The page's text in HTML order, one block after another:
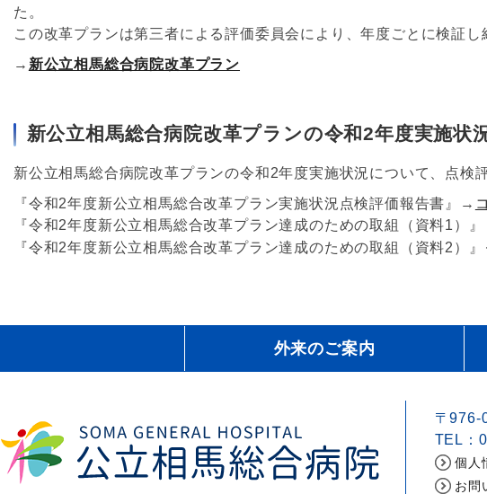
た。
この改革プランは第三者による評価委員会により、年度ごとに検証し
→ 新公立相馬総合病院改革プラン
新公立相馬総合病院改革プランの令和2年度実施状
新公立相馬総合病院改革プランの令和2年度実施状況について、点検
『令和2年度新公立相馬総合改革プラン実施状況点検評価報告書』→
『令和2年度新公立相馬総合改革プラン達成のための取組（資料1）
『令和2年度新公立相馬総合改革プラン達成のための取組（資料2）』
外来のご案内
〒976-
TEL：
個人
お問